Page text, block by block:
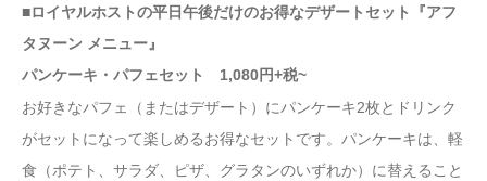
■ロイヤルホストの平日午後だけのお得なデザートセット『アフ
タヌーン メニュー』
パンケーキ・パフェセット 1,080円+税~
お好きなパフェ（またはデザート）にパンケーキ2枚とドリンク
がセットになって楽しめるお得なセットです。パンケーキは、軽
食（ポテト、サラダ、ピザ、グラタンのいずれか）に替えること